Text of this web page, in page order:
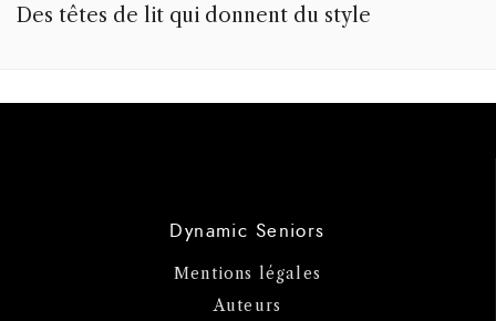
Des têtes de lit qui donnent du style
Dynamic Seniors
Mentions légales
Auteurs